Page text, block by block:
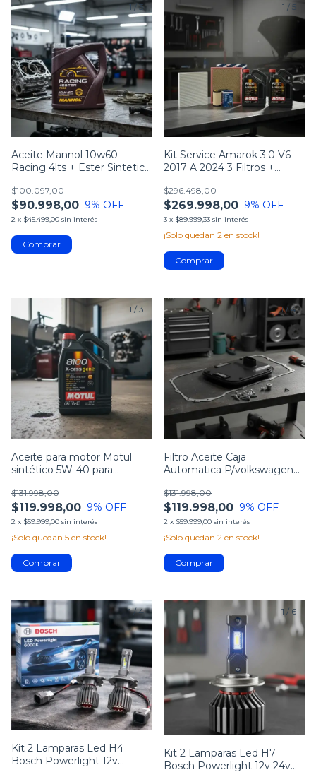
1/3
Aceite Mannol 10w60
Racing 4lts + Ester Sintetico
$90.998,00
$100.097,00
9% OFF
2 x $45.499,00 sin interés
1 / 5
Kit Service Amarok 3.0 V6
2017 A 2024 3 Filtros +
$269.998,00
$296.498,00
9% OFF
3 x $89.999,33 sin interés
¡Solo quedan 2 en stock!
1/3
Aceite para motor Motul
sintético 5W-40 para
x 5L
$119.998,00
$131.998,00
9% OFF
2 x $59.999,00 sin interés
¡Solo quedan 5 en stock!
1/ 4
Filtro Aceite Caja
Automatica P/volkswagen
$119.998,00
$131.998,00
9% OFF
2 x $59.999,00 sin interés
¡Solo quedan 2 en stock!
1/4
Kit 2 Lamparas Led H4
Bosch Powerlight 12v
1 / 6
Kit 2 Lamparas Led H7
Bosch Powerlight 12v 24v